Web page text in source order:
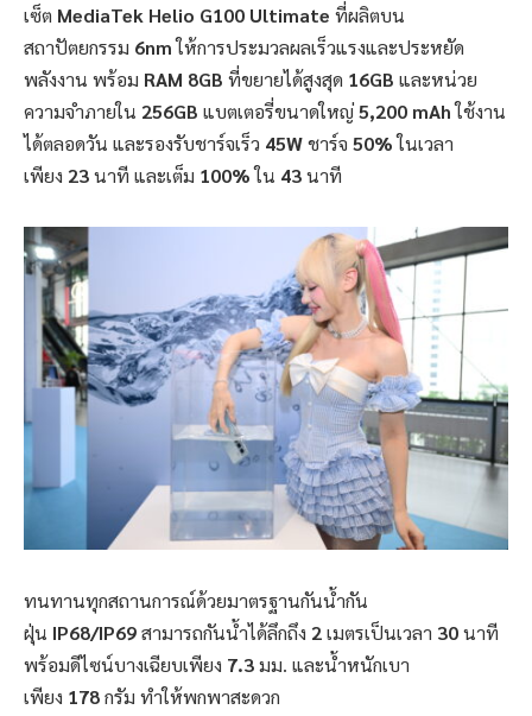
เซ็ต MediaTek Helio G100 Ultimate ที่ผลิตบน
สถาปัตยกรรม 6nmให้การประมวลผลเร็วแรงและประหยัด
พลังงาน พร้อม RAM 8GB ที่ขยายได้สูงสุด 16GB และหน่วย
ความจำภายใน 256GB แบตเตอรี่ขนาดใหญ่5,200 mAhใช้งาน
ได้ตลอดวัน และรองรับชาร์จเร็ว 45Wชาร์จ 50%ในเวลา
เพียง 23นาที และเต็ม 100%ใน 43นาที
ทนทานทุกสถานการณ์ด้วยมาตรฐานกันน้ำกัน
ฝุ่น IP68/IP69สามารถกันน้ำได้ลึกถึง 2เมตรเป็นเวลา 30นาที
พร้อมดีไซน์บางเฉียบเพียง 7.3มม. และน้ำหนักเบา
เพียง 178กรัม ทำให้พกพาสะดวก